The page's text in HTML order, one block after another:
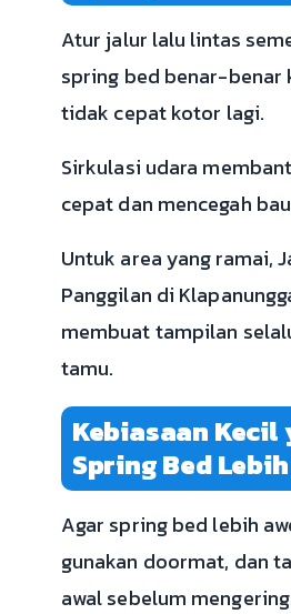
Atur jalur lalu lintas
spring bed benar-benar
tidak cepat kotor lagi.
Sirkulasi udara
cepat dan mencegah
Untuk area yang ramai,
Panggilan di
membuat tampilan
tamu.
Kebiasaan Kecil
Spring Bed
Agar spring bed lebih
gunakan doormat, dan
awal sebelum